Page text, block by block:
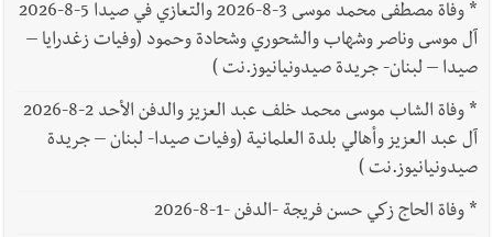
*
وفاة مصطفى محمد موسى 3-8-2026 والتعازي في صيدا 5-8-2026
آل موسى وناصر وشهاب والشحوري وشحادة وحمود (وفيات زغدرايا –
صيدا – لبنان- جريدة صيدونيانيوز.نت )
*
وفاة الشاب موسى محمد خلف عبد العزيز والدفن الأحد 2-8-2026
آل عبد العزيز وأهالي بلدة العلمانية (وفيات صيدا- لبنان – جريدة
صيدونيانيوز.نت )
*وفاة الحاج زكي حسن فريجة -الدفن -1-8-2026